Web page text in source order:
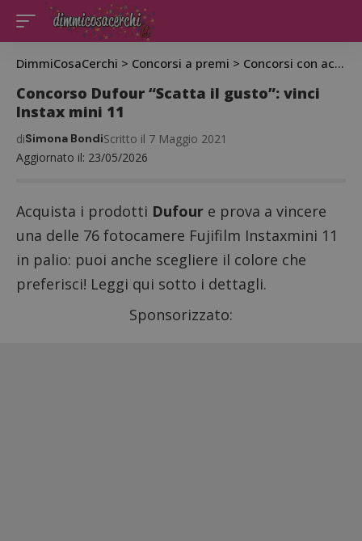
DimmiCosaCerchi > Concorsi a premi > Concorsi con acquisto
Concorso Dufour “Scatta il gusto”: vinci
Instax mini 11
Aggiornato il: 23/05/2026
diSimona BondiScritto il 7 Maggio 2021
Acquista i prodotti Dufour e prova a vincere
una delle 76 fotocamere Fujifilm Instaxmini 11
in palio: puoi anche scegliere il colore che
preferisci! Leggi qui sotto i dettagli.
Sponsorizzato: